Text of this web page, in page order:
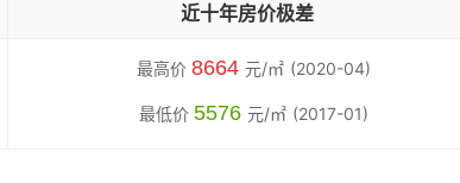
近十年房价极差
最高价 8664 元/㎡ (2020-04)
最低价 5576 元/㎡ (2017-01)